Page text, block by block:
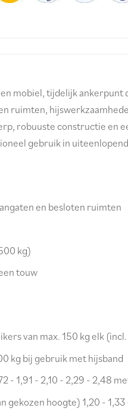
mobiel, tijdelijk ankerpunt
ruimten,
robuuste constructie en
gebruik in
en besloten ruimten
kg)
touw
van max. 150 kg elk
kg bij gebruik met hijsband
- 1,91 - 2,10 - 2,29 - 2,48
gekozen hoogte) 1,20 - 1,33